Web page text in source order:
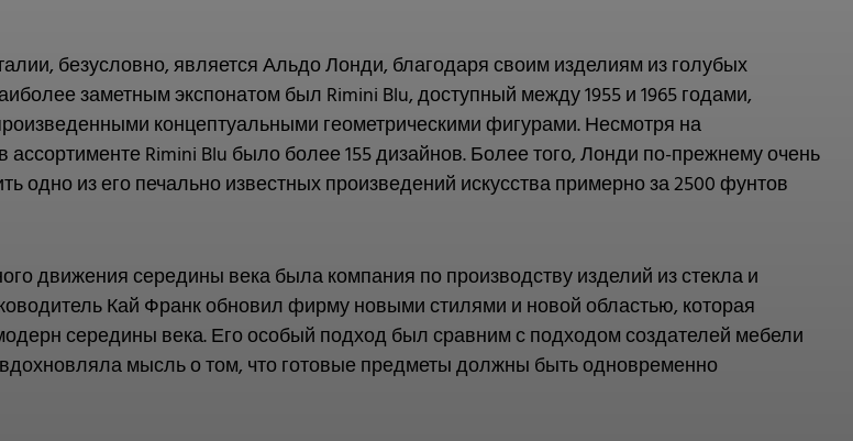
безусловно, является Альдо Лонди, благодаря своим изделиям из голубых
заметным экспонатом был Rimini Blu, доступный между 1955 и 1965 годами,
концептуальными геометрическими фигурами. Несмотря на
Rimini Blu было более 155 дизайнов. Более того, Лонди по-прежнему очень
одно из его печально известных произведений искусства примерно за 2500 фунтов
движения середины века была компания по производству изделий из стекла и
Кай Франк обновил фирму новыми стилями и новой областью, которая
середины века. Его особый подход был сравним с подходом создателей мебели
мысль о том, что готовые предметы должны быть одновременно